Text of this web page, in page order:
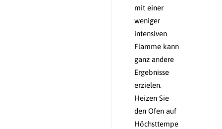
mit einer
weniger
intensiven
Flamme kann
ganz andere
Ergebnisse
erzielen.
Heizen Sie
den Ofen auf
Höchsttempe